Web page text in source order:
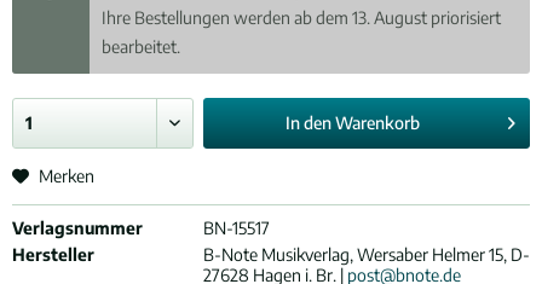
Ihre Bestellungen werden ab dem 13. August priorisiert
bearbeitet.
In denWarenkorb
Merken
Verlagsnummer
BN-15517
Hersteller
B-Note Musikverlag, Wersaber Helmer 15, D-
27628 Hagen i. Br. | post@bnote.de